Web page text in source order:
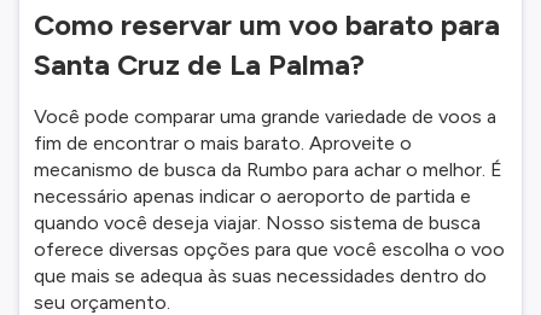
Como reservar um voo barato para
Santa Cruz de La Palma?
Você pode comparar uma grande variedade de voos a
fim de encontrar o mais barato. Aproveite o
mecanismo de busca da Rumbo para achar o melhor. É
necessário apenas indicar o aeroporto de partida e
quando você deseja viajar. Nosso sistema de busca
oferece diversas opções para que você escolha o voo
que mais se adequa às suas necessidades dentro do
seu orçamento.